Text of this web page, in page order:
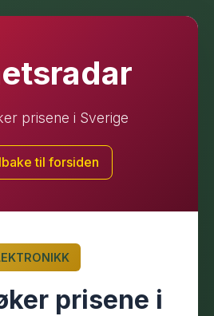
prisene i Sverige
til forsiden
prisene i